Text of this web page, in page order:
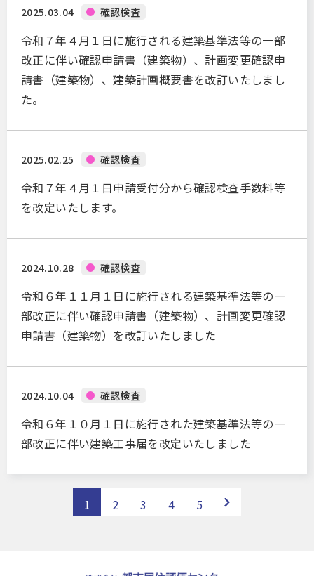
2025.03.04 確認検査
令和７年４月１日に施行される建築基準法等の一部
改正に伴い確認申請書（建築物）、計画変更確認申
請書（建築物）、建築計画概要書を改訂いたしまし
た。
2025.02.25 確認検査
令和７年４月１日申請受付分から確認検査手数料等
を改定いたします。
2024.10.28 確認検査
令和６年１１月１日に施行される建築基準法等の一
部改正に伴い確認申請書（建築物）、計画変更確認
申請書（建築物）を改訂いたしました
2024.10.04 確認検査
令和６年１０月１日に施行された建築基準法等の一
部改正に伴い建築工事届を改定いたしました
1 2 3 4 5